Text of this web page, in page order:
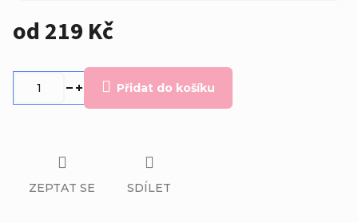
od 219 Kč
Přidat do košíku
ZEPTAT SE SDÍLET